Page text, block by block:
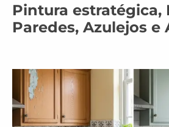
Pintura estratégica,
Paredes, Azulejos e